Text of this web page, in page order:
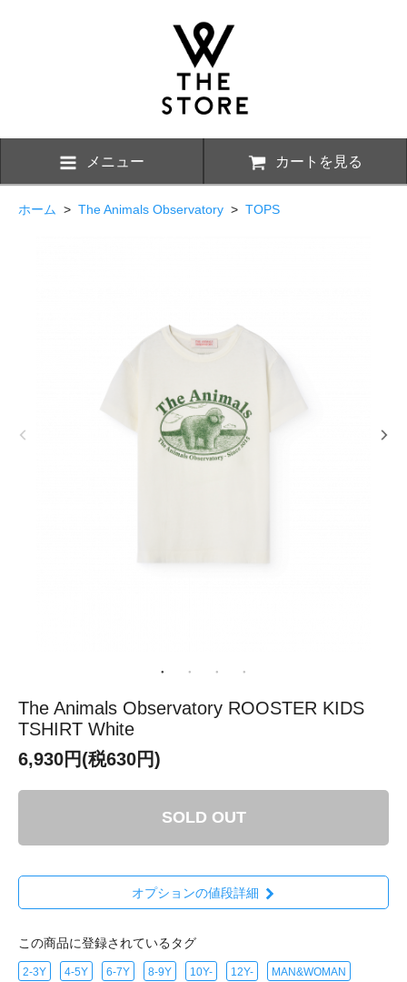
メニュー カートを見る
ホーム > The Animals Observatory > TOPS
The Animals Observatory ROOSTER KIDS
TSHIRT White
6,930円(税630円)
SOLD OUT
オプションの値段詳細
この商品に登録されているタグ
2-3Y 4-5Y 6-7Y 8-9Y 10Y- 12Y- MAN&WOMAN